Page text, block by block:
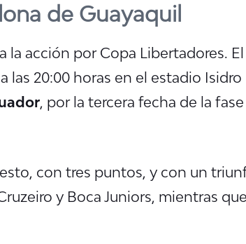
de Guayaquil
la acción por Copa Libertadores.
las 20:00 horas en el estadio
, por la tercera fecha de la
con tres puntos, y con un
y Boca Juniors, mientras